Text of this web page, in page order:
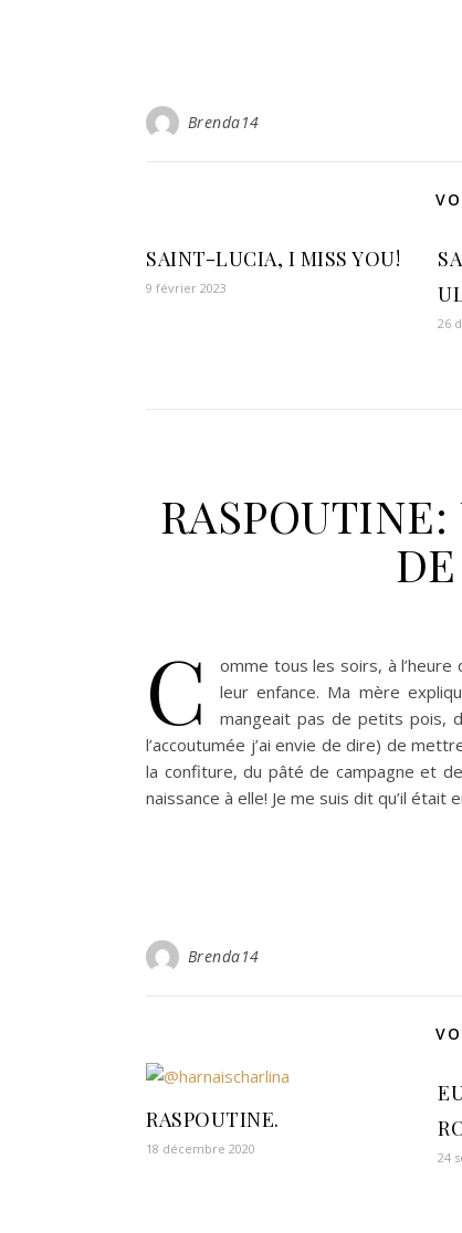
Brenda14
SAINT-LUCIA, I MISS YOU!
9 février 2023
26
C
omme tous les soirs, à
leur enfance. Ma mère
mangeait pas de petits pois,
l’accoutumée j’ai envie de dire) de
la confiture, du pâté de campagne et
naissance à elle! Je me suis dit qu’il
Brenda14
RASPOUTINE.
18 décembre 2020
24